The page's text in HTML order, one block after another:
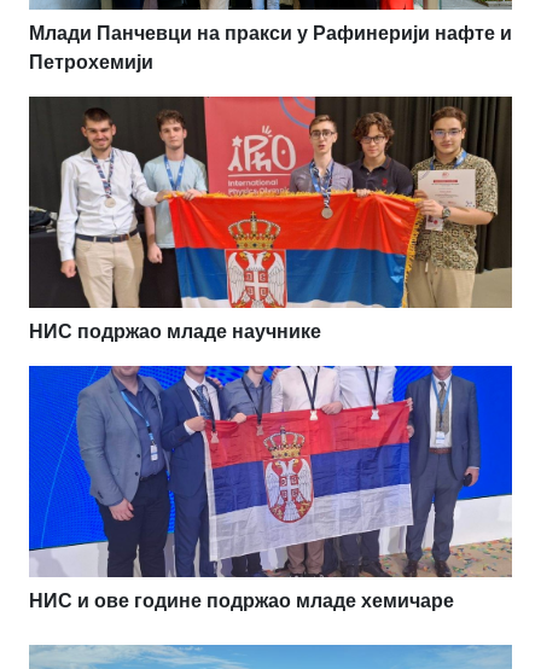
Млади Панчевци на пракси у Рафинерији нафте и
Петрохемији
НИС подржао младе научнике
НИС и ове године подржао младе хемичаре